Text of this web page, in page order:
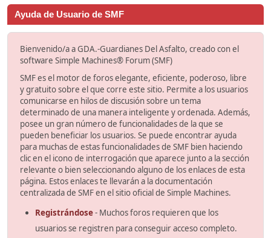
Ayuda de Usuario de SMF
Bienvenido/a a GDA.-Guardianes Del Asfalto, creado con el
software Simple Machines® Forum (SMF)
SMF es el motor de foros elegante, eficiente, poderoso, libre
y gratuito sobre el que corre este sitio. Permite a los usuarios
comunicarse en hilos de discusión sobre un tema
determinado de una manera inteligente y ordenada. Además,
posee un gran número de funcionalidades de la que se
pueden beneficiar los usuarios. Se puede encontrar ayuda
para muchas de estas funcionalidades de SMF bien haciendo
clic en el icono de interrogación que aparece junto a la sección
relevante o bien seleccionando alguno de los enlaces de esta
página. Estos enlaces te llevarán a la documentación
centralizada de SMF en el sitio oficial de Simple Machines.
Registrándose- Muchos foros requieren que los
usuarios se registren para conseguir acceso completo.